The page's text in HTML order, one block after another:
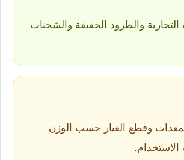
والطرود الخفيفة والشحنات
وقطع الغيار حسب الوزن
الاستخدام.